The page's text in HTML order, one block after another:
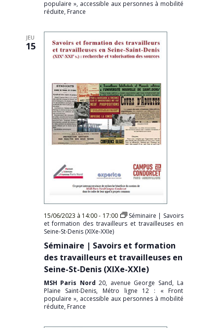
populaire », accessible aux personnes à mobilité
réduite, France
JEU
15
15/06/2023 à 14:00- 17:00
Séminaire | Savoirs
et formation des travailleurs et travailleuses en
Seine-St-Denis (XIXe-XXIe)
Séminaire | Savoirs et formation
des travailleurs et travailleuses en
Seine-St-Denis (XIXe-XXIe)
MSH Paris Nord20, avenue George Sand, La
Plaine Saint-Denis, Métro ligne 12 : « Front
populaire », accessible aux personnes à mobilité
réduite, France